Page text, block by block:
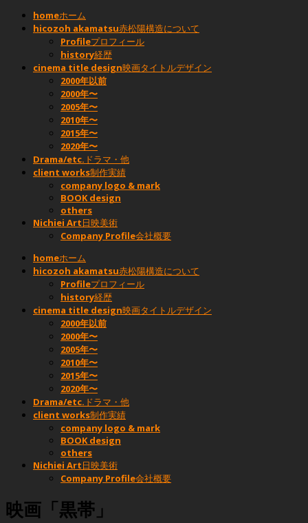
homeホーム
hicozoh akamatsu赤松陽構造について
Profileプロフィール
history経歴
cinema title design映画タイトルデザイン
2000年以前
2000年〜
2005年〜
2010年〜
2015年〜
2020年〜
Drama/etc. ドラマ・他
client works制作実績
company logo & mark
BOOK design
others
Nichiei Art日映美術
Company Profile会社概要
homeホーム
hicozoh akamatsu赤松陽構造について
Profileプロフィール
history経歴
cinema title design映画タイトルデザイン
2000年以前
2000年〜
2005年〜
2010年〜
2015年〜
2020年〜
Drama/etc. ドラマ・他
client works制作実績
company logo & mark
BOOK design
others
Nichiei Art日映美術
Company Profile会社概要
映画「黒帯」